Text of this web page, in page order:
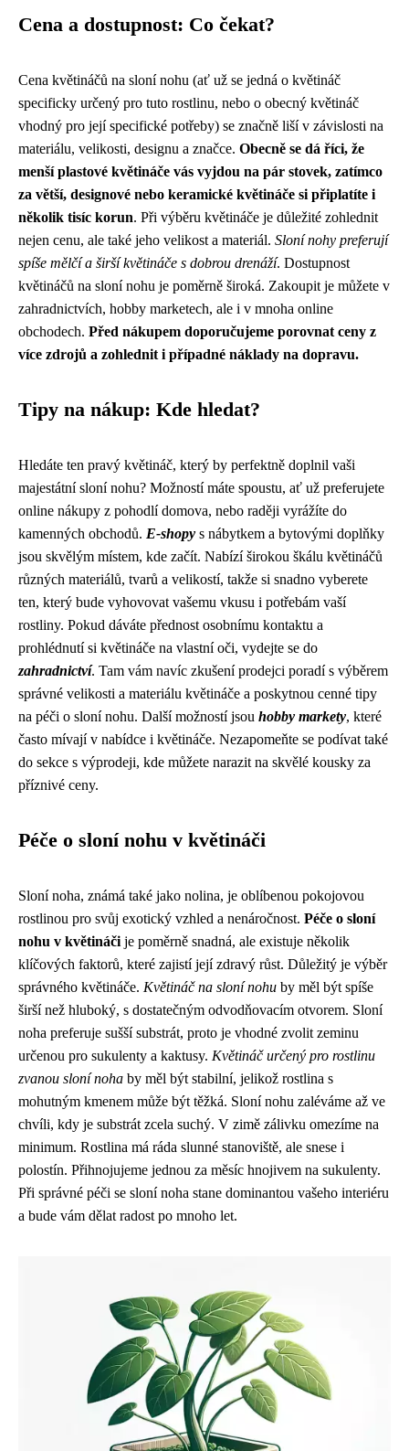
Cena a dostupnost: Co čekat?
Cena květináčů na sloní nohu (ať už se jedná o květináč
specificky určený pro tuto rostlinu, nebo o obecný květináč
vhodný pro její specifické potřeby) se značně liší v závislosti na
materiálu, velikosti, designu a značce. Obecně se dá říci, že
menší plastové květináče vás vyjdou na pár stovek, zatímco
za větší, designové nebo keramické květináče si připlatíte i
několik tisíc korun. Při výběru květináče je důležité zohlednit
nejen cenu, ale také jeho velikost a materiál. Sloní nohy preferují
spíše mělčí a širší květináče s dobrou drenáží. Dostupnost
květináčů na sloní nohu je poměrně široká. Zakoupit je můžete v
zahradnictvích, hobby marketech, ale i v mnoha online
obchodech. Před nákupem doporučujeme porovnat ceny z
více zdrojů a zohlednit i případné náklady na dopravu.
Tipy na nákup: Kde hledat?
Hledáte ten pravý květináč, který by perfektně doplnil vaši
majestátní sloní nohu? Možností máte spoustu, ať už preferujete
online nákupy z pohodlí domova, nebo raději vyrážíte do
kamenných obchodů. E-shopy s nábytkem a bytovými doplňky
jsou skvělým místem, kde začít. Nabízí širokou škálu květináčů
různých materiálů, tvarů a velikostí, takže si snadno vyberete
ten, který bude vyhovovat vašemu vkusu i potřebám vaší
rostliny. Pokud dáváte přednost osobnímu kontaktu a
prohlédnutí si květináče na vlastní oči, vydejte se do
zahradnictví. Tam vám navíc zkušení prodejci poradí s výběrem
správné velikosti a materiálu květináče a poskytnou cenné tipy
na péči o sloní nohu. Další možností jsou hobby markety, které
často mívají v nabídce i květináče. Nezapomeňte se podívat také
do sekce s výprodeji, kde můžete narazit na skvělé kousky za
příznivé ceny.
Péče o sloní nohu v květináči
Sloní noha, známá také jako nolina, je oblíbenou pokojovou
rostlinou pro svůj exotický vzhled a nenáročnost. Péče o sloní
nohu v květináči je poměrně snadná, ale existuje několik
klíčových faktorů, které zajistí její zdravý růst. Důležitý je výběr
správného květináče. Květináč na sloní nohu by měl být spíše
širší než hluboký, s dostatečným odvodňovacím otvorem. Sloní
noha preferuje sušší substrát, proto je vhodné zvolit zeminu
určenou pro sukulenty a kaktusy. Květináč určený pro rostlinu
zvanou sloní noha by měl být stabilní, jelikož rostlina s
mohutným kmenem může být těžká. Sloní nohu zaléváme až ve
chvíli, kdy je substrát zcela suchý. V zimě zálivku omezíme na
minimum. Rostlina má ráda slunné stanoviště, ale snese i
polostín. Přihnojujeme jednou za měsíc hnojivem na sukulenty.
Při správné péči se sloní noha stane dominantou vašeho interiéru
a bude vám dělat radost po mnoho let.